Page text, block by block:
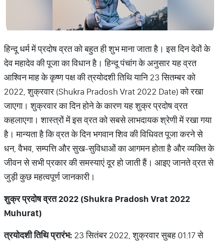
हिन्दू धर्म में प्रदोष व्रत को बहुत ही शुभ माना जाता है। इस दिन देवों के
देव महादेव की पूजा का विधान है। हिन्दू पंचांग के अनुसार यह व्रत
आश्विन माह के कृष्ण पक्ष की त्रयोदशी तिथि यानि 23 सितम्बर को
2022, शुक्रवार (Shukra Pradosh Vrat 2022 Date) को रखा
जाएगा। शुक्रवार का दिन होने के कारण यह शुक्र प्रदोष व्रत
कहलाएगा। शास्त्रों में इस व्रत को सबसे लाभदायक श्रेणी में रखा गया
है। मान्यता है कि व्रत के दिन भगवान शिव की विधिवत पूजा करने से
धन, वैभव, सम्पत्ति और सुख-सुविधाओं का आगमन होता है और व्यक्ति के
जीवन से सभी प्रकार की समस्याएं दूर हो जाती हैं। आइए जानते व्रत से
जुड़ी कुछ महत्वपूर्ण जानकारी।
शुक्र प्रदोष व्रत 2022 (Shukra Pradosh Vrat 2022
Muhurat)
त्रयोदशी तिथि प्रारंभ: 23 सितंबर 2022, शुक्रवार सुबह 01:17 से